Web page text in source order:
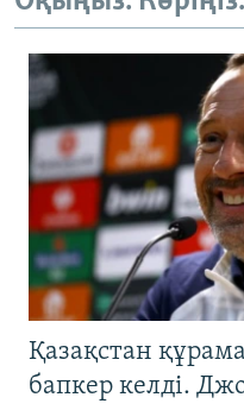
Қазақстан
бапкер келді.